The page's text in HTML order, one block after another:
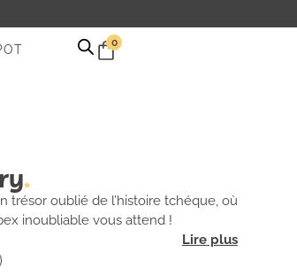
0
trésor oublié de l’histoire tchéque, où
inoubliable vous attend !